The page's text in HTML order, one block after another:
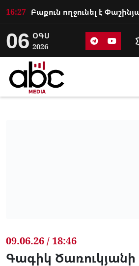
16:27
06 ՕԳՍ
2026
09.06.26 / 18:46
Գագիկ Ծառուկյանի